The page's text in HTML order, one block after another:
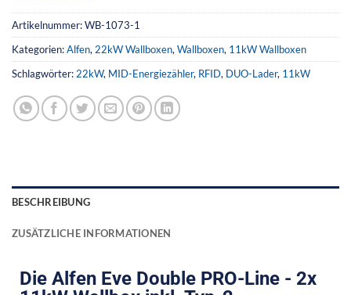
Artikelnummer:WB-1073-1
Kategorien:Alfen, 22kW Wallboxen, Wallboxen, 11kW Wallboxen
Schlagwörter: 22kW, MID-Energiezähler, RFID, DUO-Lader, 11kW
BESCHREIBUNG
ZUSÄTZLICHE INFORMATIONEN
Die Alfen Eve Double PRO-Line - 2x